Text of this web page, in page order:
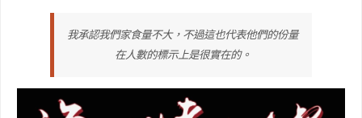
我承認我們家食量不大，不過這也代表他們的份量
在人數的標示上是很實在的。